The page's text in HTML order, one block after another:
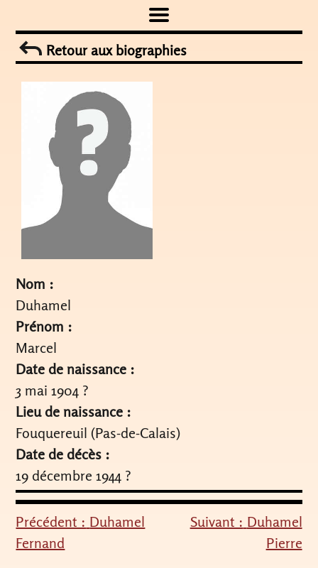
to
contentRetour aux biographies
Nom :
Duhamel
Prénom :
Marcel
Date de naissance :
3 mai 1904 ?
Lieu de naissance :
Fouquereuil (Pas-de-Calais)
Date de décès :
19 décembre 1944 ?
Navigation
de
Précédent : Duhamel
Fernand
Suivant : Duhamel
Pierre